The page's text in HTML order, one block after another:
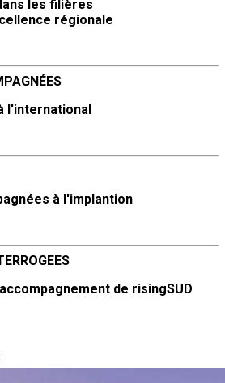
les filières
régionale
l'international
à l'implantion
de risingSUD